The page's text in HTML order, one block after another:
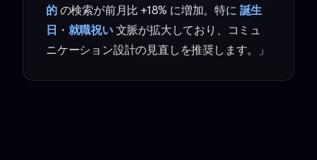
的の検索が前月比 +18% に増加。特に 誕生
日 ・ 就職祝い文脈が拡大しており、コミュ
ニケーション設計の見直しを推奨します。」